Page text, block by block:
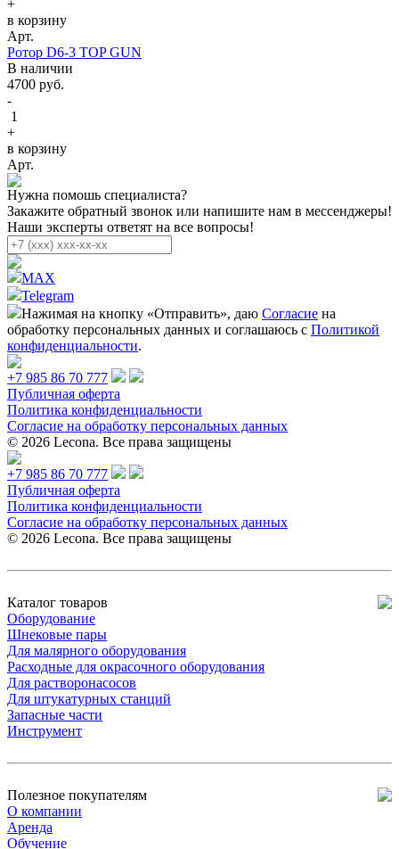
+
в корзину
Арт.
Ротор D6-3 TOP GUN
В наличии
4700 руб.
-
1
+
в корзину
Арт.
Нужна помошь специалиста?
Закажите обратный звонок или напишите нам в мессенджеры!
Наши эксперты ответят на все вопросы!
MAX
Telegram
Нажимая на кнопку «Отправить», даю Согласие на
обработку персональных данных и соглашаюсь с Политикой
конфиденциальности.
+7 985 86 70 777
Публичная оферта
Политика конфиденциальности
Согласие на обработку персональных данных
© 2026 Lecona. Все права защищены
+7 985 86 70 777
Публичная оферта
Политика конфиденциальности
Согласие на обработку персональных данных
© 2026 Lecona. Все права защищены
Каталог товаров
Оборудование
Шнековые пары
Для малярного оборудования
Расходные для окрасочного оборудования
Для растворонасосов
Для штукатурных станций
Запасные части
Инструмент
Полезное покупателям
О компании
Аренда
Обучение